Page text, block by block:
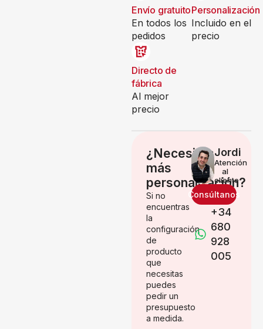
Envío gratuito
En todos los
pedidos
Personalización
Incluido en el
precio
Directo de
fábrica
Al mejor
precio
¿Necesitas
más
personalización?
Si no
encuentras
la
configuración
de
producto
que
necesitas
puedes
pedir un
presupuesto
a medida.
Jordi
Atención
al
cliente
Consúltanos
+34
680
928
005